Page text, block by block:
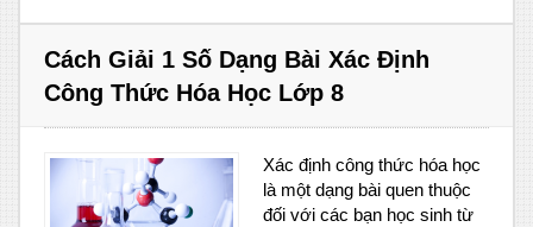
Cách Giải 1 Số Dạng Bài Xác Định
Công Thức Hóa Học Lớp 8
Xác định công thức hóa học
là một dạng bài quen thuộc
đối với các bạn học sinh từ